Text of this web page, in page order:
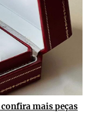
mais peças